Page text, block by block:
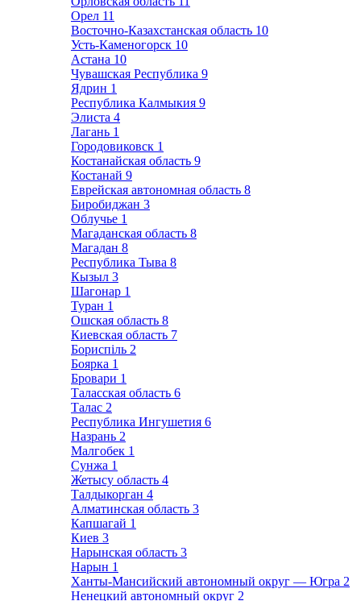
Орел 11
Восточно-Казахстанская область 10
Усть-Каменогорск 10
Астана 10
Чувашская Республика 9
Ядрин 1
Республика Калмыкия 9
Элиста 4
Лагань 1
Городовиковск 1
Костанайская область 9
Костанай 9
Еврейская автономная область 8
Биробиджан 3
Облучье 1
Магаданская область 8
Магадан 8
Республика Тыва 8
Кызыл 3
Шагонар 1
Туран 1
Ошская область 8
Киевская область 7
Бориспіль 2
Боярка 1
Бровари 1
Таласская область 6
Талас 2
Республика Ингушетия 6
Назрань 2
Малгобек 1
Сунжа 1
Жетысу область 4
Талдыкорган 4
Алматинская область 3
Капшагай 1
Киев 3
Нарынская область 3
Нарын 1
Ханты-Мансийский автономный округ — Югра 2
Ненецкий автономный округ 2